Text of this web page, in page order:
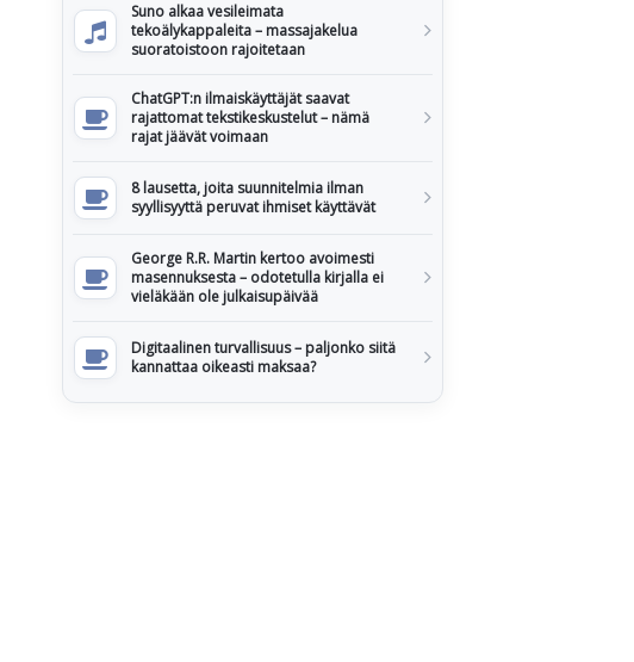
Suno alkaa vesileimata
tekoälykappaleita – massajakelua
suoratoistoon rajoitetaan
ChatGPT:n ilmaiskäyttäjät saavat
rajattomat tekstikeskustelut – nämä
rajat jäävät voimaan
8 lausetta, joita suunnitelmia ilman
syyllisyyttä peruvat ihmiset käyttävät
George R.R. Martin kertoo avoimesti
masennuksesta – odotetulla kirjalla ei
vieläkään ole julkaisupäivää
Digitaalinen turvallisuus – paljonko siitä
kannattaa oikeasti maksaa?